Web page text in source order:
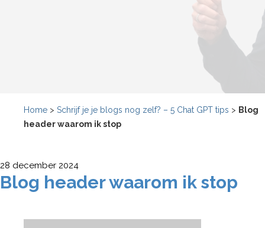
Home > Schrijf je je blogs nog zelf? – 5 Chat GPT tips > Blog
header waarom ik stop
28 december 2024
Blog header waarom ik stop